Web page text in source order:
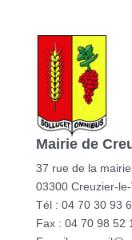
Mairie de
37 rue de la mairie
03300 Creuzier-
Tél : 04 70 30 93
Fax : 04 70 98 52